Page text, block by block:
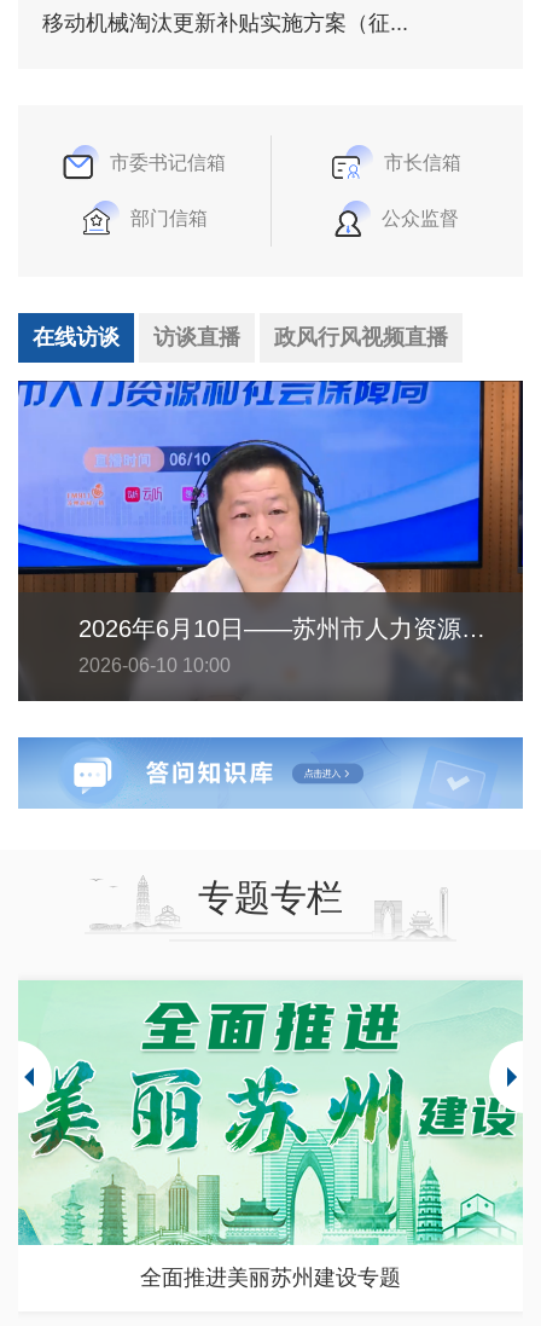
移动机械淘汰更新补贴实施方案（征...
市委书记信箱 市长信箱
部门信箱 公众监督
在线访谈 访谈直播 政风行风视频直播
2026年6月10日——苏州市人力资源和社会保障局
2026-06-10 10:00
专题专栏
全面推进美丽苏州建设专题